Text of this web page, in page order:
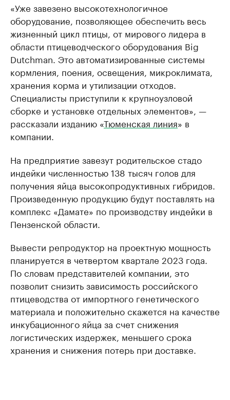
«Уже завезено высокотехнологичное
оборудование, позволяющее обеспечить весь
жизненный цикл птицы, от мирового лидера в
области птицеводческого оборудования Big
Dutchman. Это автоматизированные системы
кормления, поения, освещения, микроклимата,
хранения корма и утилизации отходов.
Специалисты приступили к крупноузловой
сборке и установке отдельных элементов», —
рассказали изданию «Тюменская линия» в
компании.
На предприятие завезут родительское стадо
индейки численностью 138 тысяч голов для
получения яйца высокопродуктивных гибридов.
Произведенную продукцию будут поставлять на
комплекс «Дамате» по производству индейки в
Пензенской области.
Вывести репродуктор на проектную мощность
планируется в четвертом квартале 2023 года.
По словам представителей компании, это
позволит снизить зависимость российского
птицеводства от импортного генетического
материала и положительно скажется на качестве
инкубационного яйца за счет снижения
логистических издержек, меньшего срока
хранения и снижения потерь при доставке.